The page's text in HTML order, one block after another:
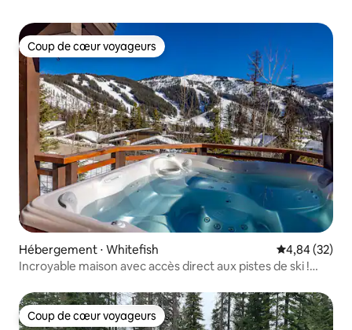
Coup de cœur voyageurs
Coup de cœur voyageurs
Hébergement ⋅ Whitefish Évaluation
4,84 (32)
Incroyable maison avec accès direct aux pistes de ski !
Coup de cœur voyageurs
Coup de cœur voyageurs